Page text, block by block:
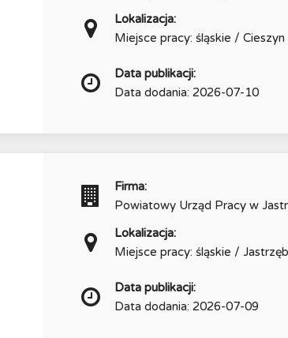
Lokalizacja:
Miejsce pracy: śląskie / Cieszyn
Data publikacji:
Data dodania: 2026-07-10
Firma:
Powiatowy Urząd Pracy w
Lokalizacja:
Miejsce pracy: śląskie /
Data publikacji:
Data dodania: 2026-07-09